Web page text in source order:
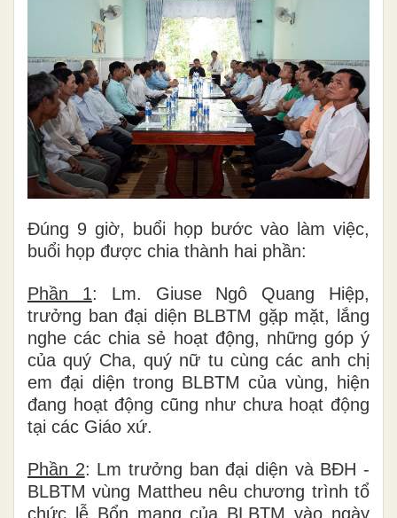
Đúng 9 giờ, buổi họp bước vào làm việc,
buổi họp được chia thành hai phần:
Phần 1: Lm. Giuse Ngô Quang Hiệp,
trưởng ban đại diện BLBTM gặp mặt, lắng
nghe các chia sẻ hoạt động, những góp ý
của quý Cha, quý nữ tu cùng các anh chị
em đại diện trong BLBTM của vùng, hiện
đang hoạt động cũng như chưa hoạt động
tại các Giáo xứ.
Phần 2: Lm trưởng ban đại diện và BĐH -
BLBTM vùng Mattheu nêu chương trình tổ
chức lễ Bổn mạng của BLBTM vào ngày